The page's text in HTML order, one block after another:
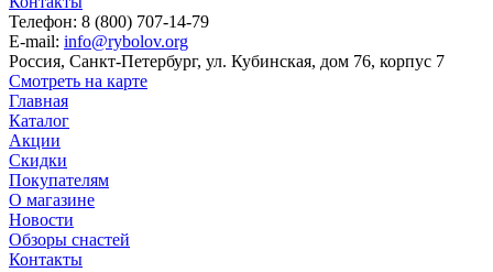
Телефон: 8 (800) 707-14-79
E-mail: info@rybolov.org
Россия, Санкт-Петербург, ул. Кубинская, дом 76, корпус 7
Смотреть на карте
Главная
Каталог
Акции
Скидки
Покупателям
О магазине
Новости
Обзоры снастей
Контакты